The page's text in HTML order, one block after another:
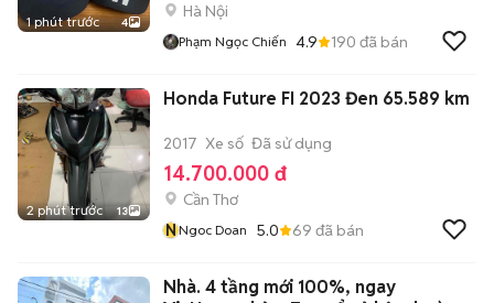
1 phút trước 4
Hà Nội
Phạm Ngọc Chiến 4.9 190 đã bán
2 phút trước 13
Honda Future FI 2023 Đen 65.589 km
2017 Xe số Đã sử dụng
14.700.000 đ
Cần Thơ
NNgoc Doan 5.0 69 đã bán
Nhà. 4 tầng mới 100%, ngay